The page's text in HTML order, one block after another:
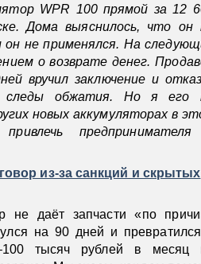
WPR 100 прямой за 12
Дома выяснилось, что он
он не применялся. На
о возврате денег.
вручил заключение и
следы обжатия. Но я его
новых аккумуляторах в
из-за санкций и скрытых
не даёт запчасти «по
на 90 дней и
тысяч рублей в месяц